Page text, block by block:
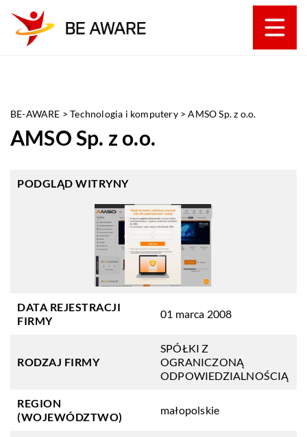
BE-AWARE >Technologia i komputery>AMSO Sp. z o.o.
AMSO Sp. z o.o.
PODGLĄD WITRYNY
DATA REJESTRACJI
FIRMY
01 marca 2008
RODZAJ FIRMY
SPÓŁKI Z
OGRANICZONĄ
ODPOWIEDZIALNOŚCIĄ
REGION
(WOJEWÓDZTWO)
małopolskie